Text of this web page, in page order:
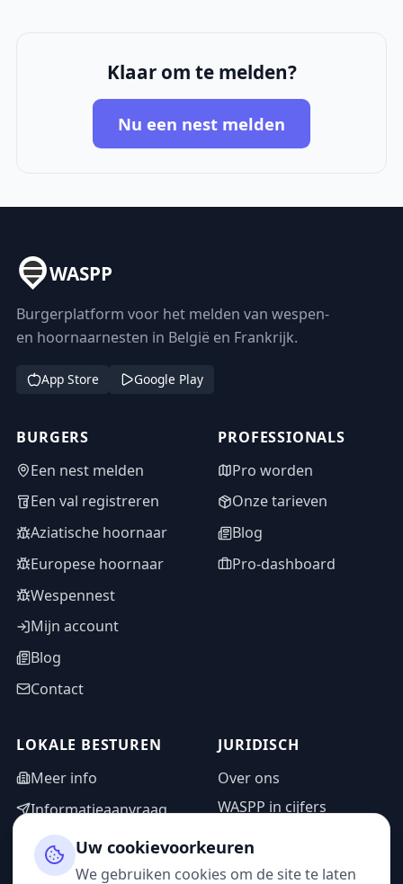
Klaar om te melden?
Nu een nest melden
WASPP
Burgerplatform voor het melden van wespen-
en hoornaarnesten in België en Frankrijk.
App Store Google Play
BURGERS
Een nest melden
Een val registreren
Aziatische hoornaar
Europese hoornaar
Wespennest
Mijn account
Blog
Contact
PROFESSIONALS
Pro worden
Onze tarieven
Blog
Pro-dashboard
LOKALE BESTUREN
Meer info
Informatieaanvraag
Adminzone
JURIDISCH
Over ons
WASPP in cijfers
Privacybeleid
Uw cookievoorkeuren
We gebruiken cookies om de site te laten